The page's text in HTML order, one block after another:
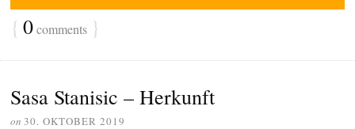
{ 0comments }
Sasa Stanisic – Herkunft
on 30. OKTOBER 2019